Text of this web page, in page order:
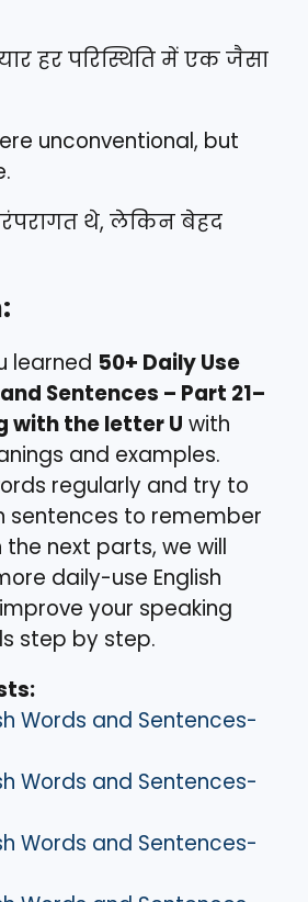
हर परिस्थिति में एक जैसा
unconventional, but
थे, लेकिन बेहद
learned 50+ Daily Use
and Sentences – Part 21–
with the letter U with
and examples.
regularly and try to
sentences to remember
next parts, we will
daily-use English
your speaking
step by step.
Words and Sentences-
Words and Sentences-
Words and Sentences-